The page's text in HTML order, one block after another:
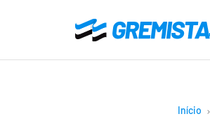
o
Gremistas
Início